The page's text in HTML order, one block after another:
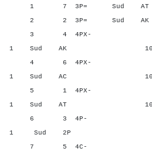
1 7 3P= Sud
2 2 3P= Sud
3 4 4PX-
1 Sud AK 100
4 6 4PX-
1 Sud AC 100
5 1 4PX-
1 Sud AT 100
6 3 4P-
1 Sud 2P 50
7 5 4C-